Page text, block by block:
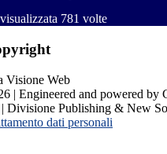
781 volte
| Engineered and powered by
Divisione Publishing & New
dati personali